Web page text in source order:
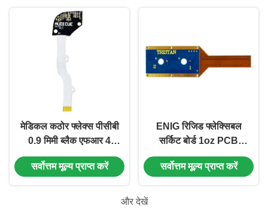
मेडिकल कठोर फ्लेक्स पीसीबी
0.9 मिमी ब्लैक एफआर 4
पीसीबी 6 परतें 20.78 *
71.56 मिमी
सर्वोत्तम मूल्य प्राप्त करें
ENIG रिजिड फ्लेक्सिबल
सर्किट बोर्ड 1oz PCB
रिजिड फ्लेक्स 6 लेयर
सर्वोत्तम मूल्य प्राप्त करें
और देखें